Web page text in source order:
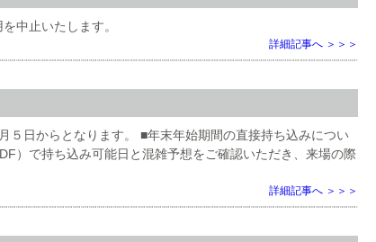
中止いたします。
詳細記事へ ＞＞＞
５日からとなります。 ■年末年始期間の直接持ち込みについ
）で持ち込み可能日と混雑予想をご確認いただき、来場の際
詳細記事へ ＞＞＞